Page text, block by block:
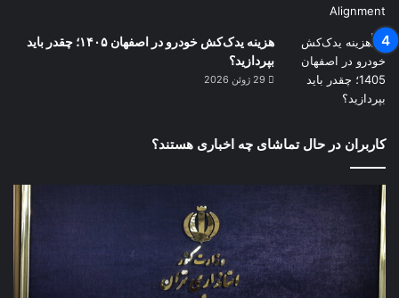
هزینه یدک‌کش خودرو در اصفهان ۱۴۰۵؛ چقدر باید
بپردازید؟
29 ژوئن 2026
کاربران در حال تماشای چه اخباری هستند؟
میزبانی
ورامین
از
۱۱۰۰
خانواده